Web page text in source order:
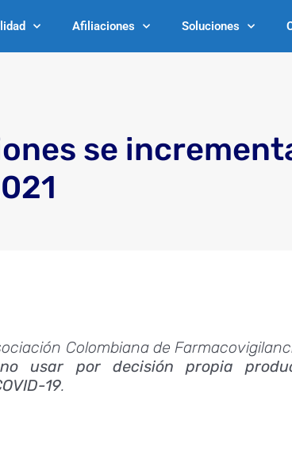
Afiliaciones Soluciones
se
Colombiana de
usar por decisión propia
19.